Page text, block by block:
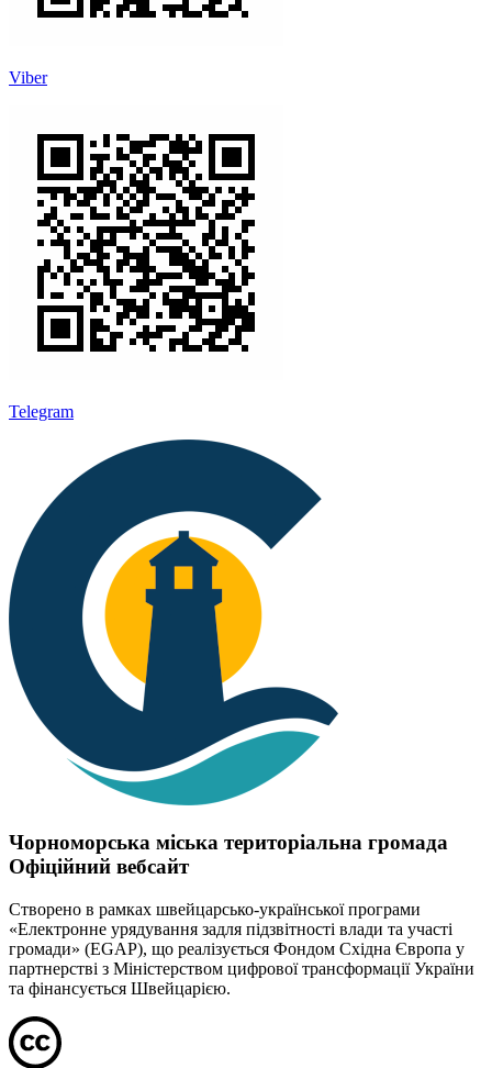
Viber
Telegram
Чорноморська міська територіальна громада
Офіційний вебсайт
Створено в рамках швейцарсько-української програми
«Електронне урядування задля підзвітності влади та участі
громади» (EGAP), що реалізується Фондом Східна Європа у
партнерстві з Міністерством цифрової трансформації України
та фінансується Швейцарією.